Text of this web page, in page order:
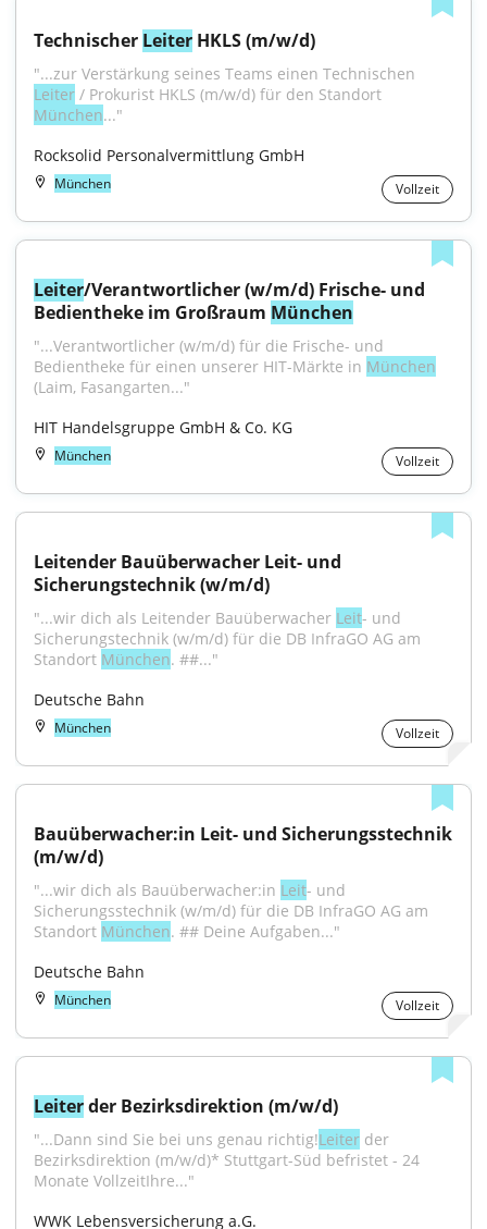
Technischer Leiter HKLS (m/w/d)
Leiter
München..."
Rocksolid Personalvermittlung GmbH
München Vollzeit
Leiter/Verantwortlicher (w/m/d) Frische- und
Bedientheke im Großraum München
"...Verantwortlicher (w/m/d) für die Frische- und
Bedientheke für einen unserer HIT-Märkte in München
(Laim, Fasangarten..."
HIT Handelsgruppe GmbH & Co. KG
München Vollzeit
Leitender Bauüberwacher Leit- und
Sicherungstechnik (w/m/d)
"...wir dich als Leitender Bauüberwacher Leit- und
Sicherungstechnik (w/m/d) für die DB InfraGO AG am
Standort München. ##..."
Deutsche Bahn
München Vollzeit
Bauüberwacher:in Leit- und Sicherungsstechnik
(m/w/d)
"...wir dich als Bauüberwacher:in Leit- und
Sicherungsstechnik (w/m/d) für die DB InfraGO AG am
Standort München. ## Deine Aufgaben..."
Deutsche Bahn
München Vollzeit
Leiter der Bezirksdirektion (m/w/d)
"...Dann sind Sie bei uns genau richtig!Leiter der
Bezirksdirektion (m/w/d)* ​Stuttgart-Süd ​befristet - 24
Monate ​VollzeitIhre..."
WWK Lebensversicherung a.G.